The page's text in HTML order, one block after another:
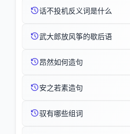
话不投机反义词是什么
武大郎放风筝的歇后语
昂然如何造句
安之若素造句
驭有哪些组词